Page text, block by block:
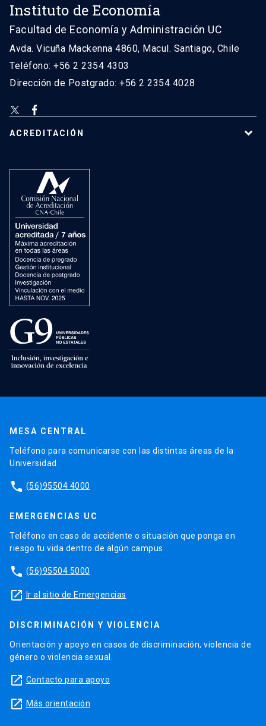
Instituto de Economía
Facultad de Economía y Administración UC
Avda. Vicuña Mackenna 4860, Macul. Santiago, Chile
Teléfono: +56 2 2354 4303
Dirección de Postgrado: +56 2 2354 4028
ACREDITACIÓN
MESA CENTRAL
Teléfono para comunicarse con las distintas áreas de la
Universidad.
phone (56)95504 4000
EMERGENCIAS UC
Teléfono en caso de accidente o situación que ponga en
riesgo tu vida dentro de algún campus.
phone (56)95504 5000
launch Ir al sitio de Emergencias
DISCRIMINACIÓN Y VIOLENCIA
Orientación y apoyo en casos de discriminación, violencia de
género o violencia sexual.
launch Contacto para apoyo
launch Más orientación